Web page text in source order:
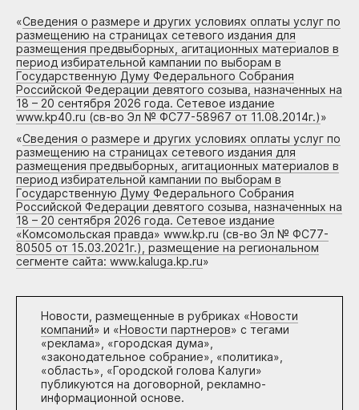
«Сведения о размере и других условиях оплаты услуг по
размещению на страницах сетевого издания для
размещения предвыборных, агитационных материалов в
период избирательной кампании по выборам в
Государственную Думу Федерального Собрания
Российской Федерации девятого созыва, назначенных на
18 – 20 сентября 2026 года. Сетевое издание
www.kp40.ru (св-во Эл № ФС77-58967 от 11.08.2014г.)»
«Сведения о размере и других условиях оплаты услуг по
размещению на страницах сетевого издания для
размещения предвыборных, агитационных материалов в
период избирательной кампании по выборам в
Государственную Думу Федерального Собрания
Российской Федерации девятого созыва, назначенных на
18 – 20 сентября 2026 года. Сетевое издание
«Комсомольская правда» www.kp.ru (св-во Эл № ФС77-
80505 от 15.03.2021г.), размещение на региональном
сегменте сайта: www.kaluga.kp.ru»
Новости, размещенные в рубриках «Новости
компаний» и «Новости партнеров» с тегами
«реклама», «городская дума»,
«законодательное собрание», «политика»,
«область», «Городской голова Калуги»
публикуются на договорной, рекламно-
информационной основе.